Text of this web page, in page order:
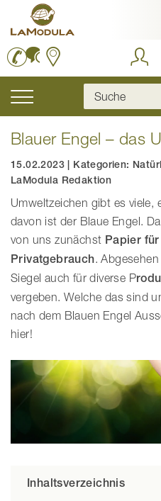
Inhalt
springen
Navigation
Blauer Engel – das
15.02.2023 Kategorien:
LaModula Redaktion
Umweltzeichen gibt es viele,
davon ist der Blaue Engel.
von uns zunächst Papier
Privatgebrauch.
Siegel auch für diverse P
vergeben. Welche das sind
nach dem Blauen Engel
hier!
Inhaltsverzeichnis